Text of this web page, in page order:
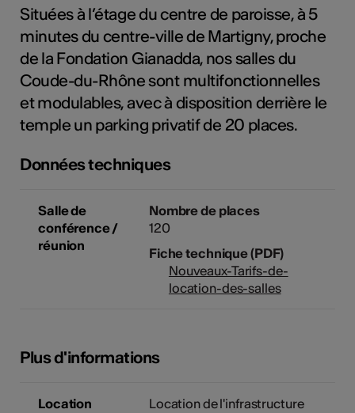
Situées à l’étage du centre de paroisse, à 5
minutes du centre-ville de Martigny, proche
de la Fondation Gianadda, nos salles du
Coude-du-Rhône sont multifonctionnelles
et modulables, avec à disposition derrière le
temple un parking privatif de 20 places.
Données techniques
Salle de
conférence /
réunion
Nombre de places
120
Fiche technique (PDF)
Nouveaux-Tarifs-de-
location-des-salles
Plus d'informations
Location
Location de l'infrastructure